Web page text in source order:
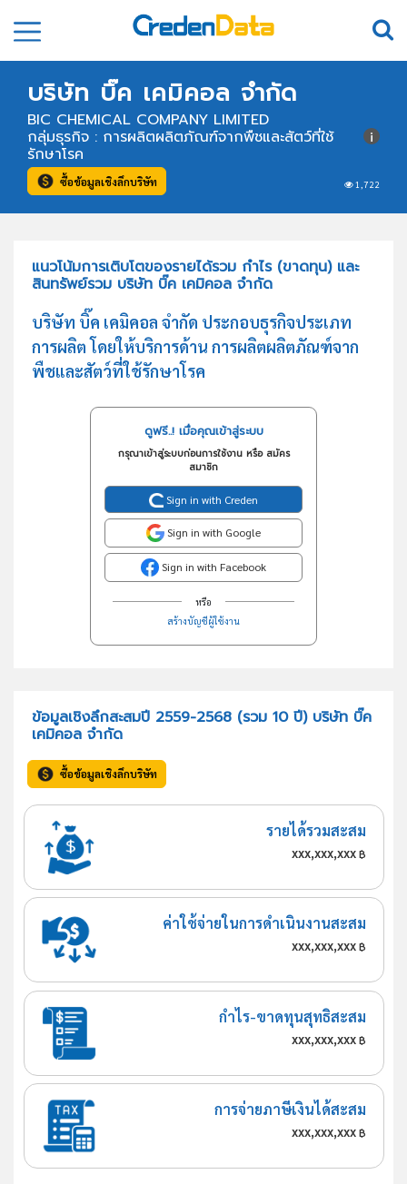
บริษัท บิ๊ค เคมิคอล จำกัด
BIC CHEMICAL COMPANY LIMITED
1,722
กลุ่มธุรกิจ : การผลิตผลิตภัณฑ์จากพืชและสัตว์ที่ใช้
รักษาโรค
ซื้อข้อมูลเชิงลึกบริษัท
แนวโน้มการเติบโตของรายได้รวม กำไร (ขาดทุน) และ
สินทรัพย์รวม บริษัท บิ๊ค เคมิคอล จำกัด
บริษัท บิ๊ค เคมิคอล จำกัด ประกอบธุรกิจประเภท
การผลิต โดยให้บริการด้าน การผลิตผลิตภัณฑ์จาก
พืชและสัตว์ที่ใช้รักษาโรค
ดูฟรี..! เมื่อคุณเข้าสู่ระบบ
กรุณาเข้าสู่ระบบก่อนการใช้งาน หรือ สมัคร
สมาชิก
Sign in with Creden
Sign in with Google
Sign in with Facebook
หรือ
สร้างบัญชีผู้ใช้งาน
ข้อมูลเชิงลึกสะสมปี 2559-2568 (รวม 10 ปี) บริษัท บิ๊ค
เคมิคอล จำกัด
ซื้อข้อมูลเชิงลึกบริษัท
รายได้รวมสะสม
xxx,xxx,xxx฿
ค่าใช้จ่ายในการดำเนินงานสะสม
xxx,xxx,xxx฿
กำไร-ขาดทุนสุทธิสะสม
xxx,xxx,xxx฿
การจ่ายภาษีเงินได้สะสม
xxx,xxx,xxx฿